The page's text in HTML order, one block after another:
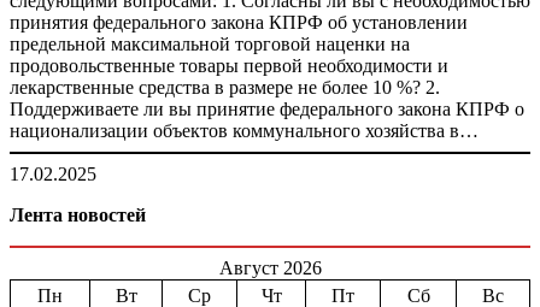
принятия федерального закона КПРФ об установлении
предельной максимальной торговой наценки на
продовольственные товары первой необходимости и
лекарственные средства в размере не более 10 %? 2.
Поддерживаете ли вы принятие федерального закона КПРФ о
национализации объектов коммунального хозяйства в…
17.02.2025
Лента новостей
Август 2026
Пн
Вт Ср Чт Пт Сб
Вс